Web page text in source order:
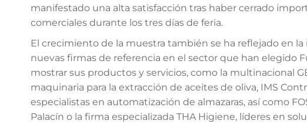
manifestado una alta satisfacción tras haber cerrado
comerciales durante los tres días de feria.
El crecimiento de la muestra también se ha reflejado en la
nuevas firmas de referencia en el sector que han elegido
mostrar sus productos y servicios, como la multinacional
maquinaria para la extracción de aceites de oliva, IMS
especialistas en automatización de almazaras, así como
Palacín o la firma especializada THA Higiene, líderes en